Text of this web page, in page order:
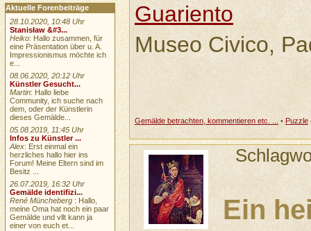
Guariento
Museo Civico,
Gemälde betrachten, kommentieren etc. ... •Puzzle
Ein
Aktuelle Forenbeiträge
28.10.2020, 10:48 Uhr
Stanisław &#3...
Heiko: Hallo zusammen, für
eine Präsentation über u. A.
Impressionismus möchte ich
e...
08.06.2020, 20:12 Uhr
Künstler Gesucht...
Martin: Hallo liebe
Community, ich suche nach
dem, oder der Künstlerin
dieses Gemälde...
05.08.2019, 11:45 Uhr
Infos zu Künstler ...
Alex: Erst einmal ein
herzliches hallo hier ins
Forum! Meine Eltern sind im
Besitz ...
26.07.2019, 16:32 Uhr
Gemälde identifizi...
René Müncheberg : Hallo,
meine Oma hat noch ein paar
Gemälde und vllt kann ja
einer von euch et...